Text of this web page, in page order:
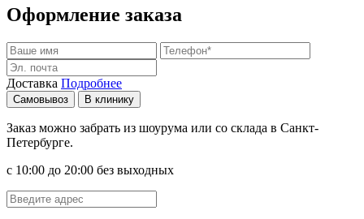
Оформление заказа
Доставка Подробнее
Самовывоз В клинику
Заказ можно забрать из шоурума или со склада в Санкт-
Петербурге.
с 10:00 до 20:00 без выходных